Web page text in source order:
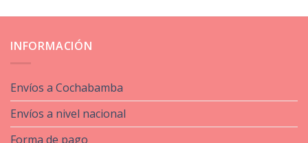
INFORMACIÓN
Envíos a Cochabamba
Envíos a nivel nacional
Forma de pago